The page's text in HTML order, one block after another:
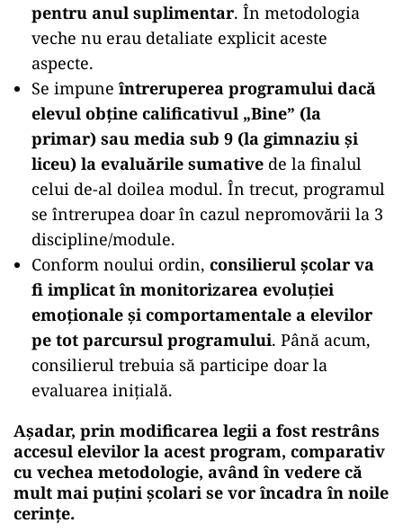
pentru anul suplimentar. În metodologia
veche nu erau detaliate explicit aceste
aspecte.
Se impune întreruperea programului dacă
elevul obține calificativul „Bine” (la
primar) sau media sub 9 (la gimnaziu și
liceu) la evaluările sumative de la finalul
celui de-al doilea modul. În trecut, programul
se întrerupea doar în cazul nepromovării la 3
discipline/module.
Conform noului ordin, consilierul școlar va
fi implicat în monitorizarea evoluției
emoționale și comportamentale a elevilor
pe tot parcursul programului. Până acum,
consilierul trebuia să participe doar la
evaluarea inițială.
Așadar, prin modificarea legii a fost restrâns
accesul elevilor la acest program, comparativ
cu vechea metodologie, având în vedere că
mult mai puțini școlari se vor încadra în noile
cerințe.